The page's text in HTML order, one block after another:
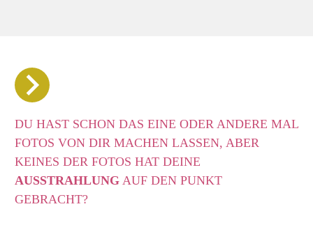
DU HAST SCHON DAS EINE ODER ANDERE MAL
FOTOS VON DIR MACHEN LASSEN, ABER
KEINES DER FOTOS HAT DEINE
AUSSTRAHLUNG AUF DEN PUNKT
GEBRACHT?